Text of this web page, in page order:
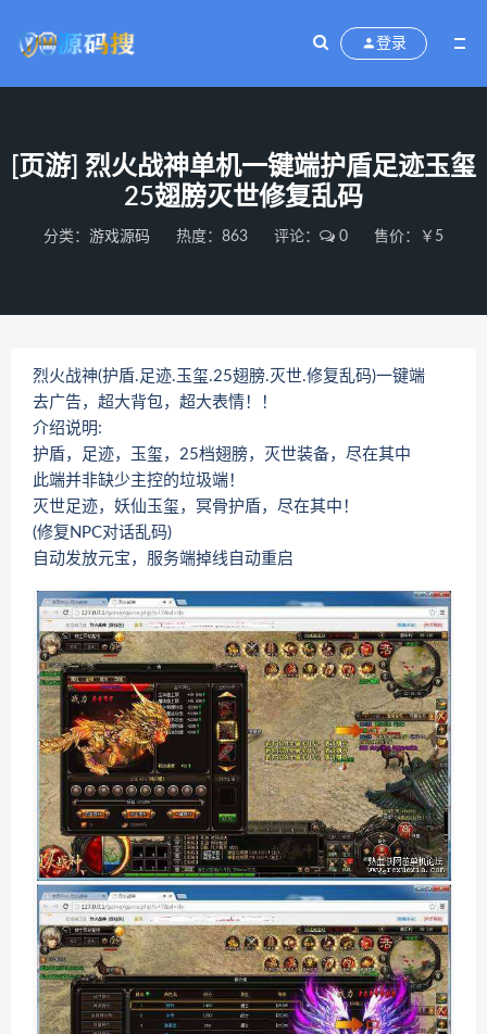
登录
[页游] 烈火战神单机一键端护盾足迹玉玺
25翅膀灭世修复乱码
分类： 游戏源码 热度：863 评论： 0 售价：￥5
烈火战神(护盾.足迹.玉玺.25翅膀.灭世.修复乱码)一键端
去广告，超大背包，超大表情！！
介绍说明:
护盾，足迹，玉玺，25档翅膀，灭世装备，尽在其中
此端并非缺少主控的垃圾端！
灭世足迹，妖仙玉玺，冥骨护盾，尽在其中！
(修复NPC对话乱码)
自动发放元宝，服务端掉线自动重启